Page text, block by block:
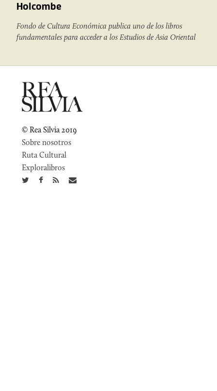
Holcombe
Fondo de Cultura Económica publica uno de los libros
fundamentales para acceder a los Estudios de Asia Oriental
© Rea Silvia 2019
Sobre nosotros
Ruta Cultural
Exploralibros